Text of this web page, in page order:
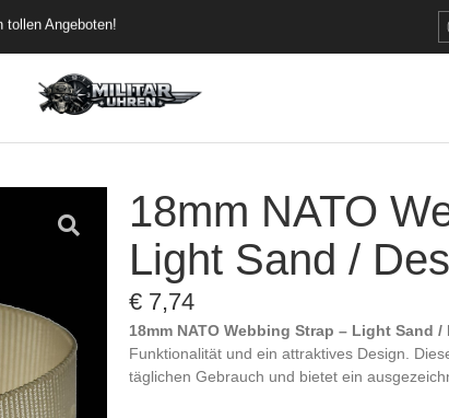
tollen Angeboten!
18mm NATO
Light Sand /
€ 7,74
18mm NATO Webbing Strap – Light Sand /
Funktionalität und ein attraktives Design.
täglichen Gebrauch und bietet ein